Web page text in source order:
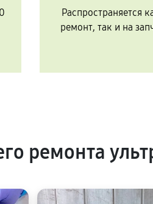
Распространяется
ремонт, так и на
ремонта